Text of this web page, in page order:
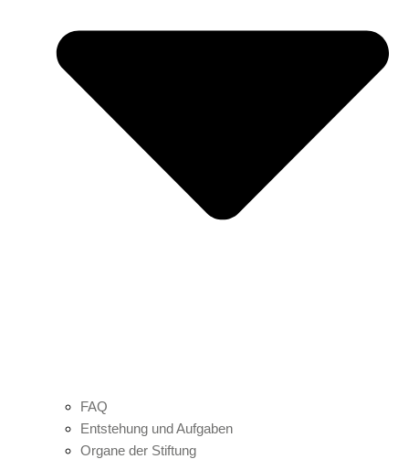
FAQ
Entstehung und Aufgaben
Organe der Stiftung